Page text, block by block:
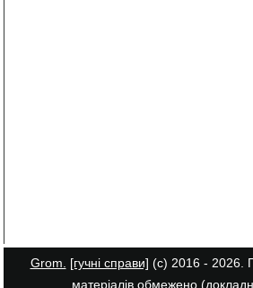
Grom. [гучні справи] (с) 2016 - 2026.
матеріалів обмежено